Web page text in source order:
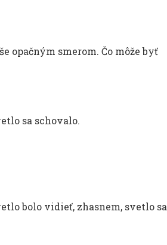
opačným smerom. Čo môže byť
sa schovalo.
bolo vidieť, zhasnem, svetlo sa